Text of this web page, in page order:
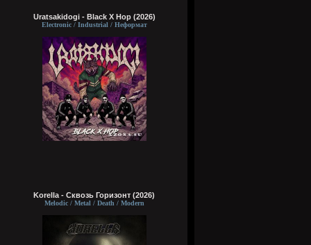
Uratsakidogi - Black X Hop (2026)
Electronic / Industrial / Неформат
Korella - Сквозь Горизонт (2026)
Melodic / Metal / Death / Modern